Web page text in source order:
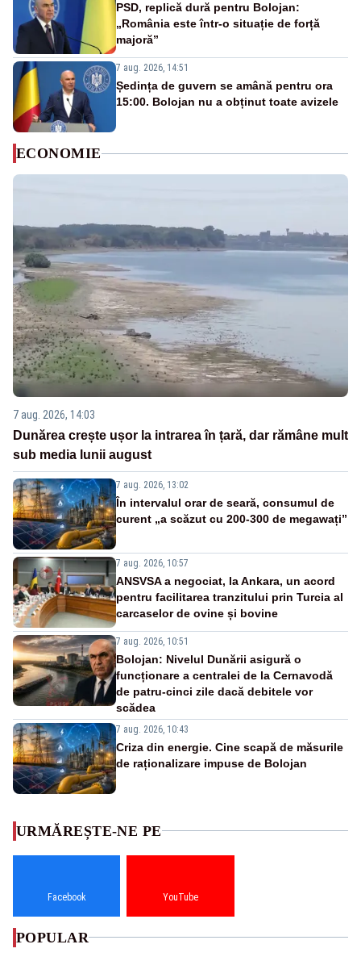
PSD, replică dură pentru Bolojan:
„România este într-o situație de forță
majoră”
7 aug. 2026, 14:51
Ședința de guvern se amână pentru ora
15:00. Bolojan nu a obținut toate avizele
ECONOMIE
7 aug. 2026, 14:03
Dunărea crește ușor la intrarea în țară, dar rămâne mult
sub media lunii august
7 aug. 2026, 13:02
În intervalul orar de seară, consumul de
curent „a scăzut cu 200-300 de megawați”
7 aug. 2026, 10:57
ANSVSA a negociat, la Ankara, un acord
pentru facilitarea tranzitului prin Turcia al
carcaselor de ovine și bovine
7 aug. 2026, 10:51
Bolojan: Nivelul Dunării asigură o
funcționare a centralei de la Cernavodă
de patru-cinci zile dacă debitele vor
scădea
7 aug. 2026, 10:43
Criza din energie. Cine scapă de măsurile
de raționalizare impuse de Bolojan
URMĂREȘTE-NE PE
Facebook YouTube
POPULAR